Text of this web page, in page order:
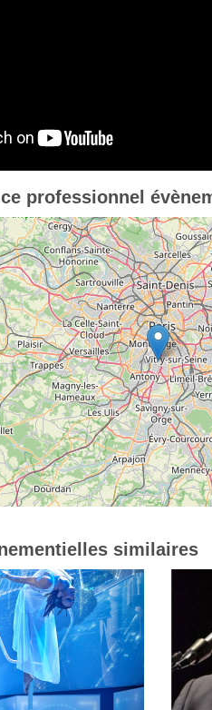
professionnel
similaires